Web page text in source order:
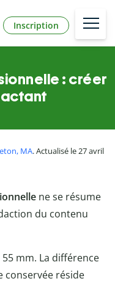
Inscription
: créer
MA. Actualisé le 27 avril
ne se résume
du contenu
mm. La différence
conservée réside